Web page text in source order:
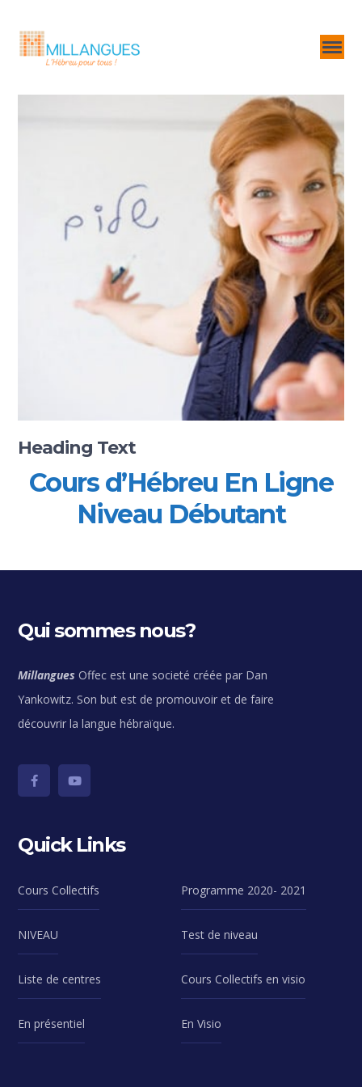
Heading Text
Cours d’Hébreu En Ligne
Niveau Débutant
Qui sommes nous?
Millangues Offec est une societé créée par Dan
Yankowitz. Son but est de promouvoir et de faire
découvrir la langue hébraïque.
Quick Links
Cours Collectifs Programme 2020- 2021
NIVEAU Test de niveau
Liste de centres Cours Collectifs en visio
En présentiel En Visio